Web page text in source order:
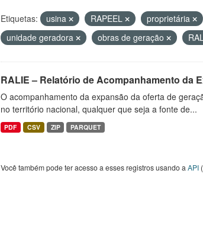
Etiquetas: usina RAPEEL
proprietária
unidade geradora
obras de geração
RALIE – Relatório de Acompanhamento da
O acompanhamento da expansão da oferta de
no território nacional, qualquer que seja a fonte de...
PDF CSV ZIP PARQUET
Você também pode ter acesso a esses registros usando a API